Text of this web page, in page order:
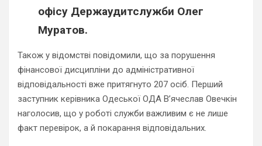
офісу Держаудитслужби Олег
Муратов.
Також у відомстві повідомили, що за порушення
фінансової дисципліни до адміністративної
відповідальності вже притягнуто 207 осіб. Перший
заступник керівника Одеської ОДА В’ячеслав Овечкін
наголосив, що у роботі служби важливим є не лише
факт перевірок, а й покарання відповідальних.